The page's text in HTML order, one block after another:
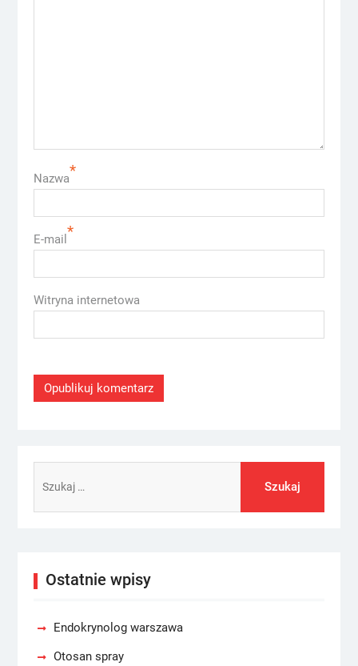
Nazwa*
E-mail *
Witryna internetowa
Ostatnie wpisy
Endokrynolog warszawa
Otosan spray